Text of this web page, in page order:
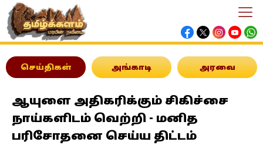
செய்திகள் அங்காடி அரவை
ஆயுளை அதிகரிக்கும் சிகிச்சை
நாய்களிடம் வெற்றி - மனித
பரிசோதனை செய்ய திட்டம்